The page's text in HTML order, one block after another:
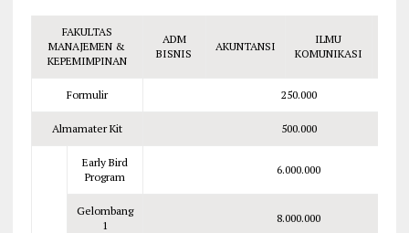
FAKULTAS
MANAJEMEN &
KEPEMIMPINAN
ADM
BISNIS
AKUNTANSI
ILMU
KOMUNIKASI
Formulir 250.000
Almamater Kit 500.000
Early Bird
Program
6.000.000
Gelombang
1
8.000.000